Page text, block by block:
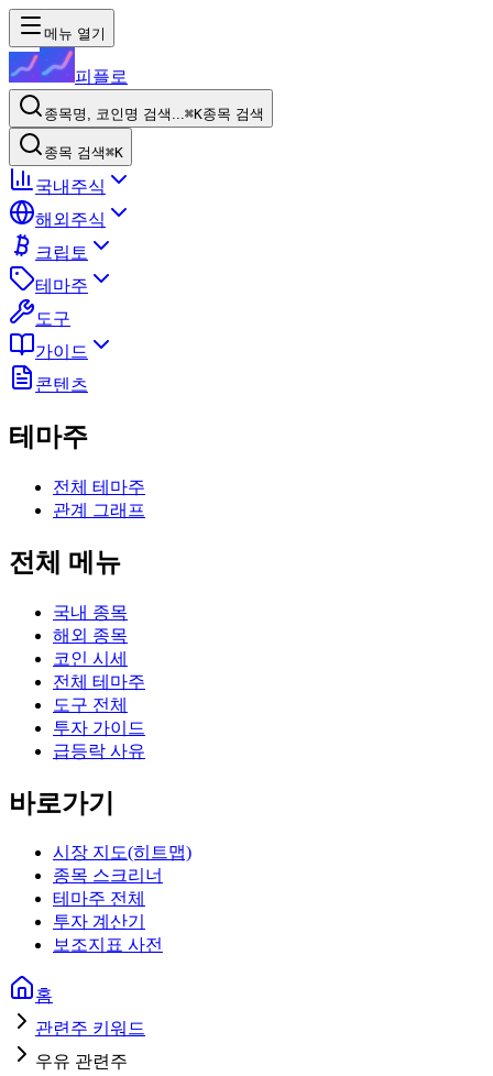
메뉴 열기
피플로
종목명, 코인명 검색...⌘K종목 검색
종목 검색⌘K
국내주식
해외주식
크립토
테마주
도구
가이드
콘텐츠
테마주
전체 테마주
관계 그래프
전체 메뉴
국내 종목
해외 종목
코인 시세
전체 테마주
도구 전체
투자 가이드
급등락 사유
바로가기
시장 지도(히트맵)
종목 스크리너
테마주 전체
투자 계산기
보조지표 사전
홈
관련주 키워드
우유 관련주